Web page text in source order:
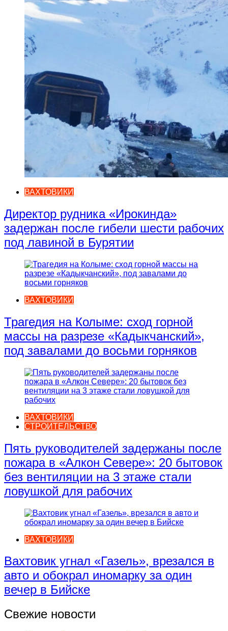
ВАХТОВИКИ
Директор рудника «Ирокинда»
задержан после гибели шести рабочих
под лавиной в Бурятии
ВАХТОВИКИ
Трагедия на Колыме: сход горной
массы на разрезе «Кадыкчанский»,
под завалами до восьми горняков
ВАХТОВИКИ
СТРОИТЕЛЬСТВО
Пять руководителей задержаны после
пожара в «Алкон Севере»: 20 бытовок
без вентиляции на 3 этаже стали
ловушкой для рабочих
ВАХТОВИКИ
Вахтовик угнал «Газель», врезался в
авто и обокрал иномарку за один
вечер в Бийске
Свежие новости